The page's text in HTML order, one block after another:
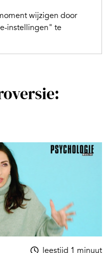
wijzigen door
instellingen" te
leestijd 1 minuut